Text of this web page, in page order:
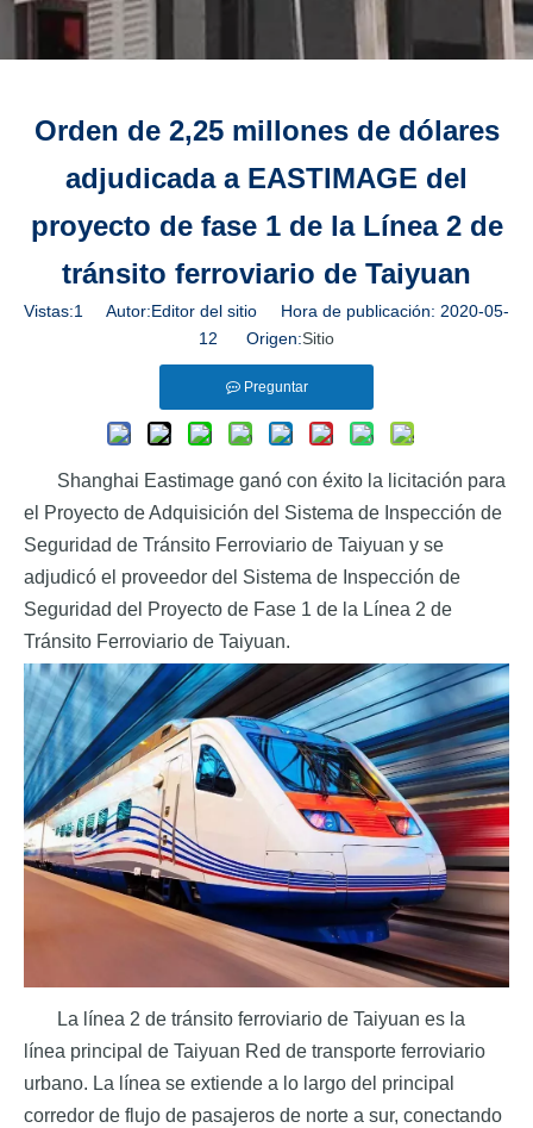
Orden de 2,25 millones de dólares
adjudicada a EASTIMAGE del
proyecto de fase 1 de la Línea 2 de
tránsito ferroviario de Taiyuan
Vistas:1
Autor:Editor del sitio Hora de publicación: 2020-05-
12 Origen:Sitio
Preguntar
Shanghai Eastimage ganó con éxito la licitación para
el Proyecto de Adquisición del Sistema de Inspección de
Seguridad de Tránsito Ferroviario de Taiyuan y se
adjudicó el proveedor del Sistema de Inspección de
Seguridad del Proyecto de Fase 1 de la Línea 2 de
Tránsito Ferroviario de Taiyuan.
La línea 2 de tránsito ferroviario de Taiyuan es la
línea principal de Taiyuan Red de transporte ferroviario
urbano. La línea se extiende a lo largo del principal
corredor de flujo de pasajeros de norte a sur, conectando